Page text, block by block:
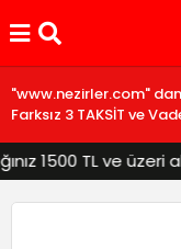
"www.nezirler.com"
Farksız 3 TAKSİT ve
1500 TL ve üzeri